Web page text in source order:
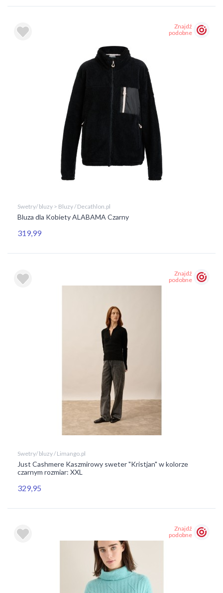
Znajdź
podobne
Swetry/ bluzy > Bluzy / Decathlon.pl
Bluza dla Kobiety ALABAMA Czarny
319,99
Znajdź
podobne
Swetry/ bluzy / Limango.pl
Just Cashmere Kaszmirowy sweter "Kristjan" w kolorze
czarnym rozmiar: XXL
329,95
Znajdź
podobne